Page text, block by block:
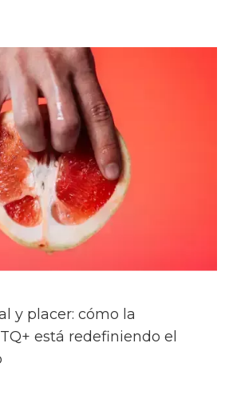
y placer: cómo la
está redefiniendo el